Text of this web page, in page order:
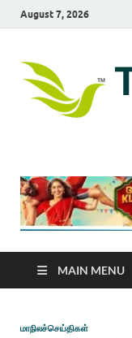
August 7, 2026
MAIN MENU
மாநிலச்செய்திகள்